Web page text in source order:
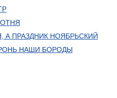
А ПРАЗДНИК НОЯБРЬСКИЙ
НАШИ БОРОДЫ